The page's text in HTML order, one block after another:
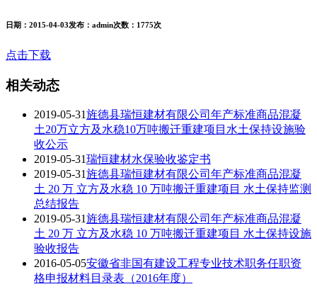
日期： 2015-04-03发布： admin次数： 1775次
点击下载
相关动态
2019-05-31旌德县瑞恒建材有限公司年产标准商品混凝
土20万立方及水稳10万吨搬迁重建项目水土保持设施验
收公示
2019-05-31瑞恒建材水保验收鉴定书
2019-05-31旌德县瑞恒建材有限公司年产标准商品混凝
土 20 万 立方及水稳 10 万吨搬迁重建项目 水土保持监测
总结报告
2019-05-31旌德县瑞恒建材有限公司年产标准商品混凝
土 20 万 立方及水稳 10 万吨搬迁重建项目 水土保持设施
验收报告
2016-05-05安徽省非国有建设工程专业技术职务任职资
格申报材料目录表（2016年度）